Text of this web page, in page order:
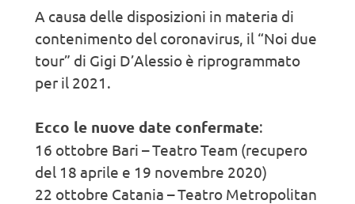
A causa delle disposizioni in materia di
contenimento del coronavirus, il “Noi due
tour” di Gigi D’Alessio è riprogrammato
per il 2021.
Ecco le nuove date confermate:
16 ottobre Bari – Teatro Team (recupero
del 18 aprile e 19 novembre 2020)
22 ottobre Catania – Teatro Metropolitan